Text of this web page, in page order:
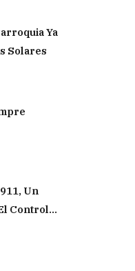
Ya
Solares
Un
Control
Del